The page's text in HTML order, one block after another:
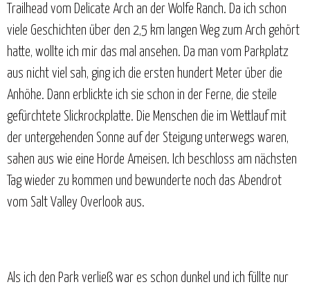
Trailhead vom Delicate Arch an der Wolfe Ranch. Da ich schon
viele Geschichten über den 2,5 km langen Weg zum Arch gehört
hatte, wollte ich mir das mal ansehen. Da man vom Parkplatz
aus nicht viel sah, ging ich die ersten hundert Meter über die
Anhöhe. Dann erblickte ich sie schon in der Ferne, die steile
gefürchtete Slickrockplatte. Die Menschen die im Wettlauf mit
der untergehenden Sonne auf der Steigung unterwegs waren,
sahen aus wie eine Horde Ameisen. Ich beschloss am nächsten
Tag wieder zu kommen und bewunderte noch das Abendrot
vom Salt Valley Overlook aus.
Als ich den Park verließ war es schon dunkel und ich füllte nur